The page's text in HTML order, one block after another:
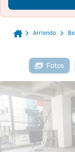
Arriendo
Fotos